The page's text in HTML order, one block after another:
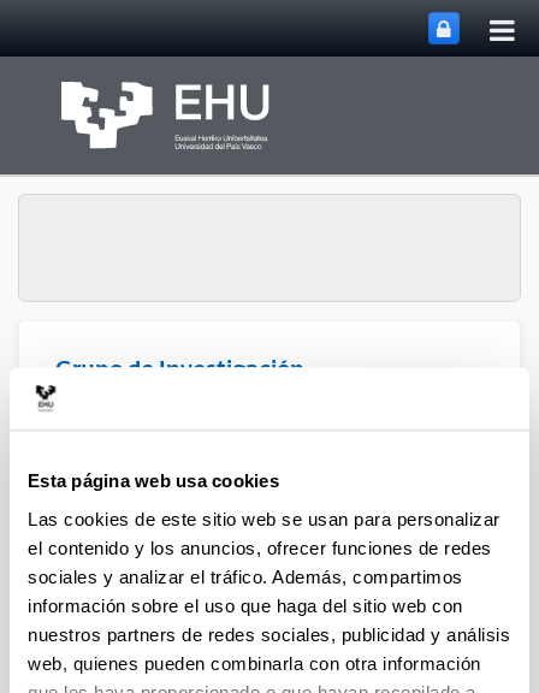
Esta página web usa cookies
Las cookies de este sitio web se usan para personalizar
el contenido y los anuncios, ofrecer funciones de redes
sociales y analizar el tráfico. Además, compartimos
información sobre el uso que haga del sitio web con
nuestros partners de redes sociales, publicidad y análisis
web, quienes pueden combinarla con otra información
Grupo de Investigación
Atmosférica
Artículos (2020)
Long-term measurement of
biogenic volatile organic
compounds in a ruralbackground